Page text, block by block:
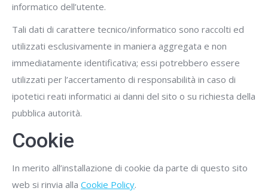
informatico dell’utente.
Tali dati di carattere tecnico/informatico sono raccolti ed
utilizzati esclusivamente in maniera aggregata e non
immediatamente identificativa; essi potrebbero essere
utilizzati per l’accertamento di responsabilità in caso di
ipotetici reati informatici ai danni del sito o su richiesta della
pubblica autorità.
Cookie
In merito all’installazione di cookie da parte di questo sito
web si rinvia alla Cookie Policy.